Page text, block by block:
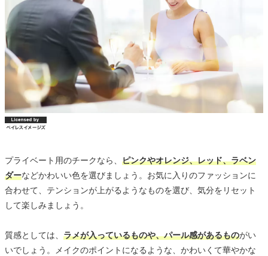
プライベート用のチークなら、 ピンクやオレンジ、レッド、ラベン
ダーなどかわいい色を選びましょう。お気に入りのファッションに
合わせて、テンションが上がるようなものを選び、気分をリセット
して楽しみましょう。
質感としては、 ラメが入っているものや、パール感があるものがい
いでしょう。メイクのポイントになるような、かわいくて華やかな